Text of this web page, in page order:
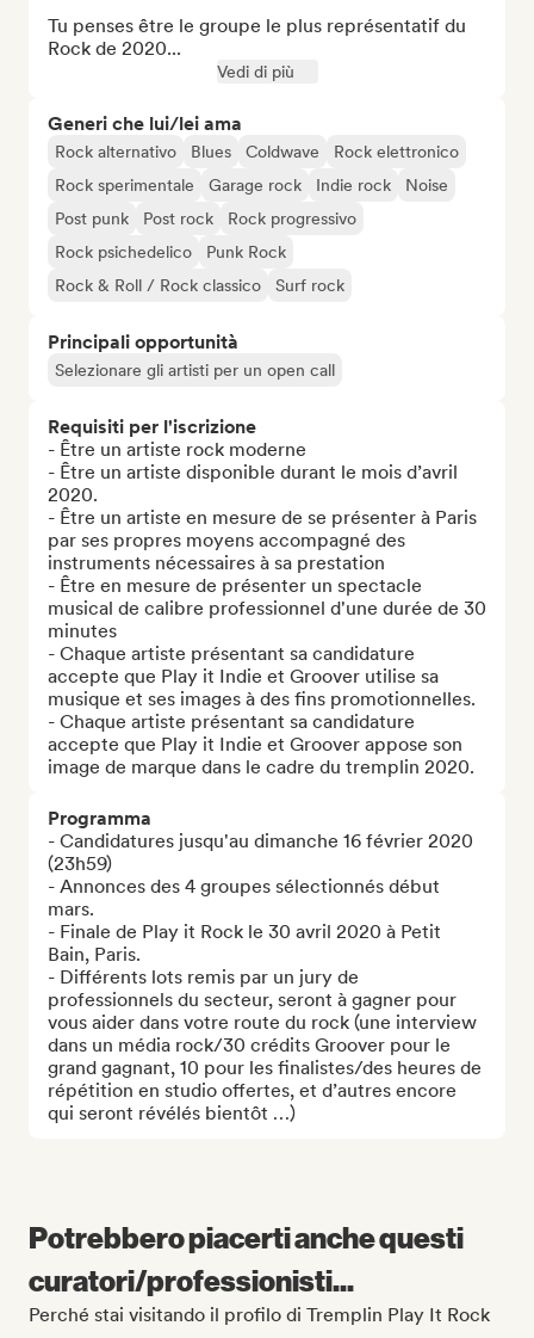
Tu penses être le groupe le plus représentatif du
Rock de 2020...
Vedi di più
Generi che lui/lei ama
Rock alternativo Blues Coldwave
Rock elettronico
Rock sperimentale
Garage rock Indie rock
Noise
Post punk
Post rock
Rock progressivo
Rock psichedelico
Punk Rock
Rock & Roll / Rock classico
Surf rock
Principali opportunità
Selezionare gli artisti per un open call
Requisiti per l'iscrizione
- Être un artiste rock moderne
- Être un artiste disponible durant le mois d’avril
2020.
- Être un artiste en mesure de se présenter à Paris
par ses propres moyens accompagné des
instruments nécessaires à sa prestation
- Être en mesure de présenter un spectacle
musical de calibre professionnel d'une durée de 30
minutes
- Chaque artiste présentant sa candidature
accepte que Play it Indie et Groover utilise sa
musique et ses images à des fins promotionnelles.
- Chaque artiste présentant sa candidature
accepte que Play it Indie et Groover appose son
image de marque dans le cadre du tremplin 2020.
Programma
- Candidatures jusqu'au dimanche 16 février 2020
(23h59)
- Annonces des 4 groupes sélectionnés début
mars.
- Finale de Play it Rock le 30 avril 2020 à Petit
Bain, Paris.
- Différents lots remis par un jury de
professionnels du secteur, seront à gagner pour
vous aider dans votre route du rock (une interview
dans un média rock/30 crédits Groover pour le
grand gagnant, 10 pour les finalistes/des heures de
répétition en studio offertes, et d’autres encore
qui seront révélés bientôt …)
Potrebbero piacerti anche questi
curatori/professionisti...
Perché stai visitando il profilo di Tremplin Play It Rock